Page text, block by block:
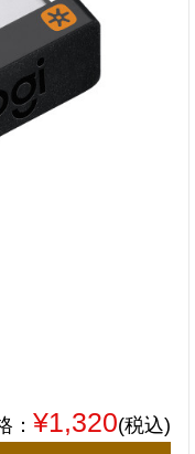
： ¥1,320(税込)